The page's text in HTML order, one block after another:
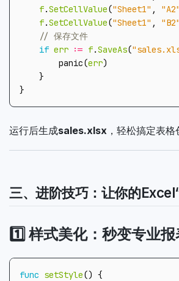
f.SetCellValue("Sheet1" , "A2"
f.SetCellValue("Sheet1" , "B2"
if err := f.SaveAs(
panic(err)
}
}
运行后生成sales.xlsx ，轻松搞定表格
三、进阶技巧：让你的
1️⃣ 样式美化：秒变专业报
func setStyle() {